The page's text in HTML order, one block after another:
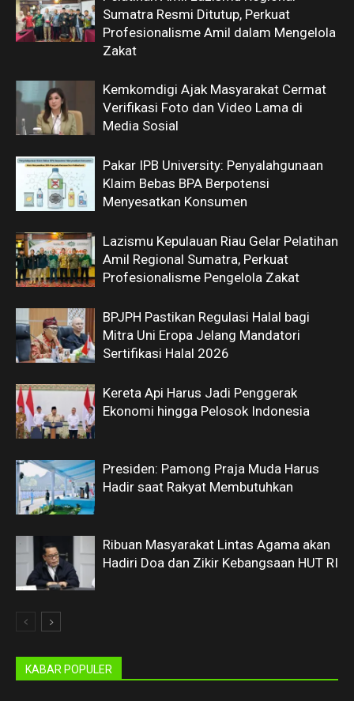
Sumatra Resmi Ditutup, Perkuat
Profesionalisme Amil dalam Mengelola
Zakat
Kemkomdigi Ajak Masyarakat Cermat
Verifikasi Foto dan Video Lama di
Media Sosial
Pakar IPB University: Penyalahgunaan
Klaim Bebas BPA Berpotensi
Menyesatkan Konsumen
Lazismu Kepulauan Riau Gelar Pelatihan
Amil Regional Sumatra, Perkuat
Profesionalisme Pengelola Zakat
BPJPH Pastikan Regulasi Halal bagi
Mitra Uni Eropa Jelang Mandatori
Sertifikasi Halal 2026
Kereta Api Harus Jadi Penggerak
Ekonomi hingga Pelosok Indonesia
Presiden: Pamong Praja Muda Harus
Hadir saat Rakyat Membutuhkan
Ribuan Masyarakat Lintas Agama akan
Hadiri Doa dan Zikir Kebangsaan HUT RI
KABAR POPULER